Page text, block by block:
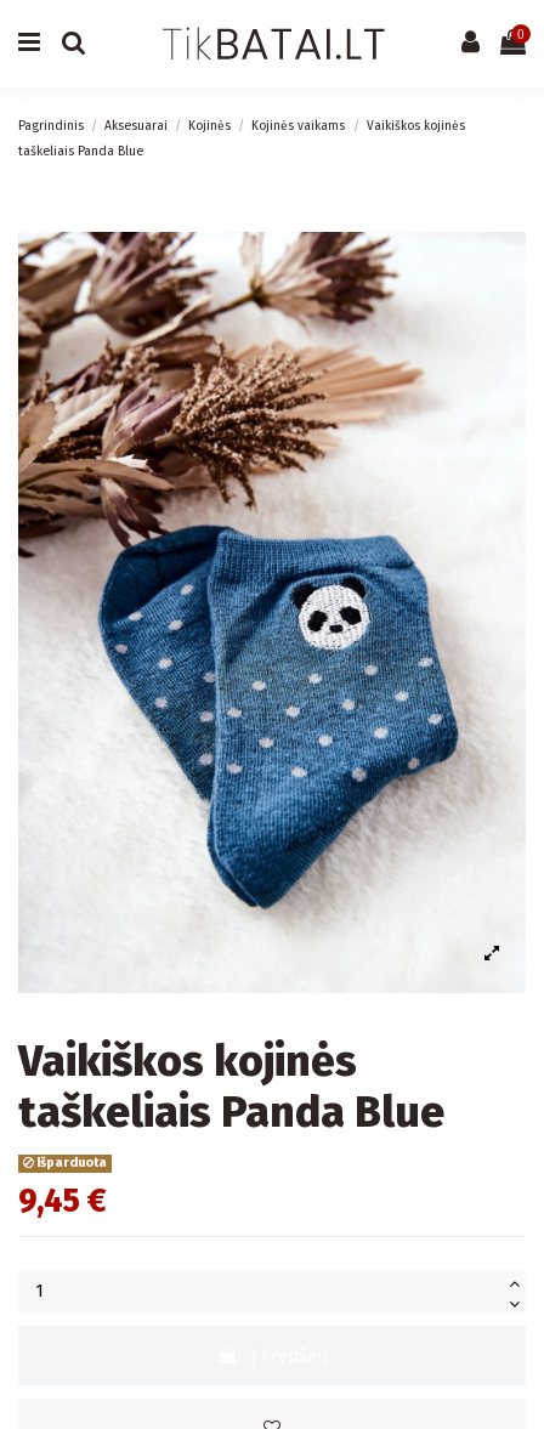
0
Pagrindinis Aksesuarai Kojinės Kojinės vaikams
Vaikiškos kojinės
taškeliais Panda Blue
Vaikiškos kojinės
taškeliais Panda Blue
Išparduota
9,45 €